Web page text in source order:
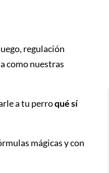
regulación
como nuestras
a tu perroqué sí
mágicas y con